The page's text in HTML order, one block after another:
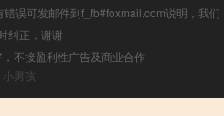
误可发邮件到f_fb#foxmail.com说明，我们
纠正，谢谢
不接盈利性广告及商业合作
小男孩